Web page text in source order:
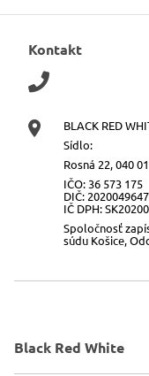
Kontakt
BLACK RED
Sídlo:
Rosná 22, 040
IČO: 36 573 175
DIČ: 2020049647
IČ DPH:
Spoločnosť
súdu Košice,
Black Red White